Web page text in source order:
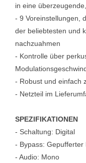
in eine
- 9 Voreinstellungen,
der beliebtesten und
nachzuahmen
- Kontrolle über
- Robust und einfach
- Netzteil im
SPEZIFIKATIONEN
- Schaltung: Digital
- Bypass: Gepufferter
- Audio: Mono